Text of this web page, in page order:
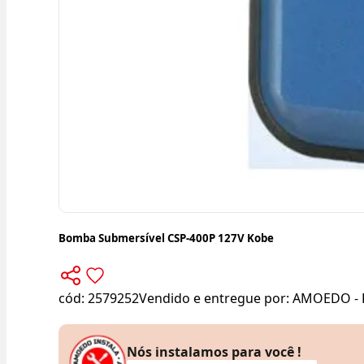
Bomba Submersível CSP-400P 127V Kobe
cód: 2579252Vendido e entregue por: AMOEDO -
Nós instalamos para você !